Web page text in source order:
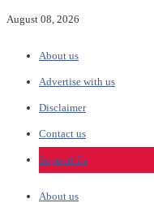
August 08, 2026
About us
Advertise with us
Disclaimer
Contact us
Support Us
About us